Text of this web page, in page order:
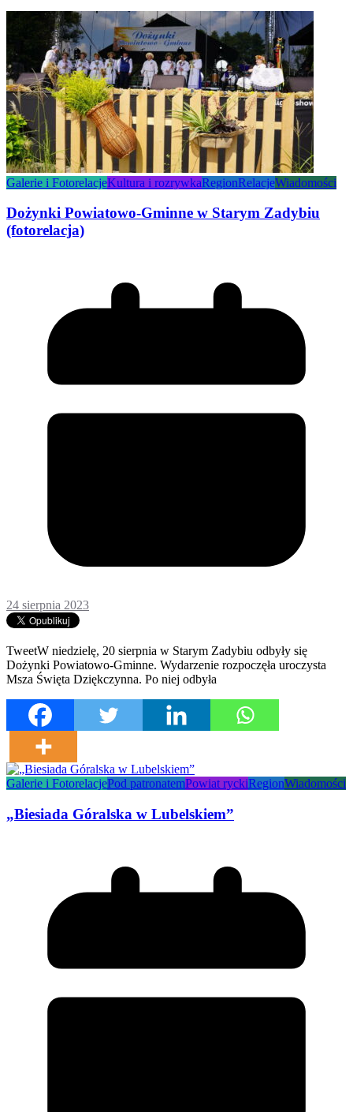
Galerie i FotorelacjeKultura i rozrywkaRegionRelacjeWiadomości
Dożynki Powiatowo-Gminne w Starym Zadybiu
(fotorelacja)
24 sierpnia 2023
TweetW niedzielę, 20 sierpnia w Starym Zadybiu odbyły się
Dożynki Powiatowo-Gminne. Wydarzenie rozpoczęła uroczysta
Msza Święta Dziękczynna. Po niej odbyła
Galerie i FotorelacjePod patronatemPowiat ryckiRegionWiadomości
„Biesiada Góralska w Lubelskiem”